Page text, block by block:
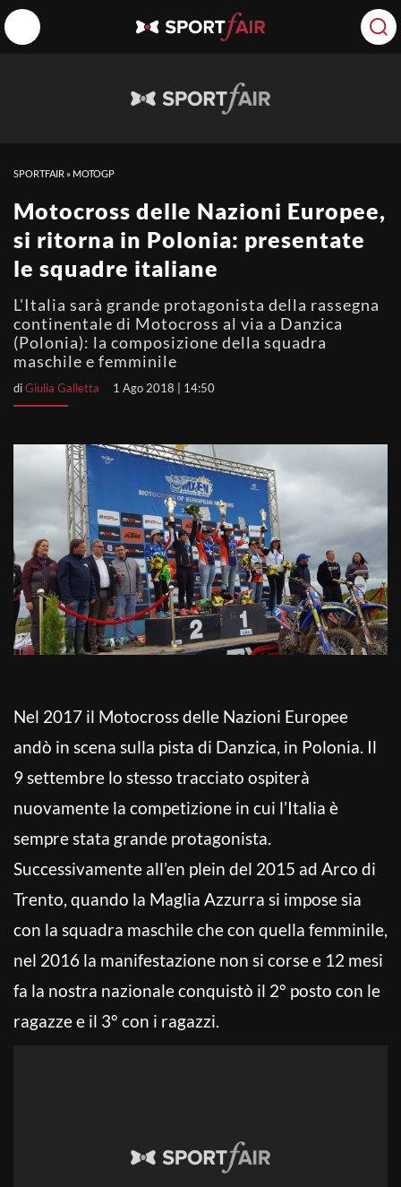
SPORTFAIR » MOTOGP
Motocross delle Nazioni Europee,
si ritorna in Polonia: presentate
le squadre italiane
L'Italia sarà grande protagonista della rassegna
continentale di Motocross al via a Danzica
(Polonia): la composizione della squadra
maschile e femminile
diGiulia Galletta 1 Ago 2018 | 14:50
Nel 2017 il Motocross delle Nazioni Europee
andò in scena sulla pista di Danzica, in Polonia. Il
9 settembre lo stesso tracciato ospiterà
nuovamente la competizione in cui l’Italia è
sempre stata grande protagonista.
Successivamente all’en plein del 2015 ad Arco di
Trento, quando la Maglia Azzurra si impose sia
con la squadra maschile che con quella femminile,
nel 2016 la manifestazione non si corse e 12 mesi
fa la nostra nazionale conquistò il 2° posto con le
ragazze e il 3° con i ragazzi.